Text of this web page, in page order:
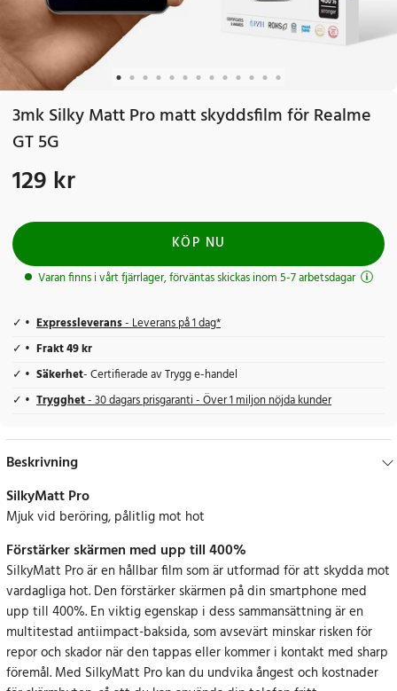
3mk Silky Matt Pro matt skyddsfilm för Realme
GT 5G
Pris:129 kr
129 kr
KÖP NU
Varan finns i vårt fjärrlager, förväntas skickas inom 5-7 arbetsdagar
Expressleverans- Leverans på 1 dag*
Frakt 49 kr
Säkerhet- Certifierade av Trygg e-handel
Trygghet- 30 dagars prisgaranti - Över 1 miljon nöjda kunder
Beskrivning
SilkyMatt Pro
Mjuk vid beröring, pålitlig mot hot
Förstärker skärmen med upp till 400%
SilkyMatt Pro är en hållbar film som är utformad för att skydda mot
vardagliga hot. Den förstärker skärmen på din smartphone med
upp till 400%. En viktig egenskap i dess sammansättning är en
multitestad antiimpact-baksida, som avsevärt minskar risken för
repor och skador när den tappas eller kommer i kontakt med sharp
föremål. Med SilkyMatt Pro kan du undvika ångest och kostnader